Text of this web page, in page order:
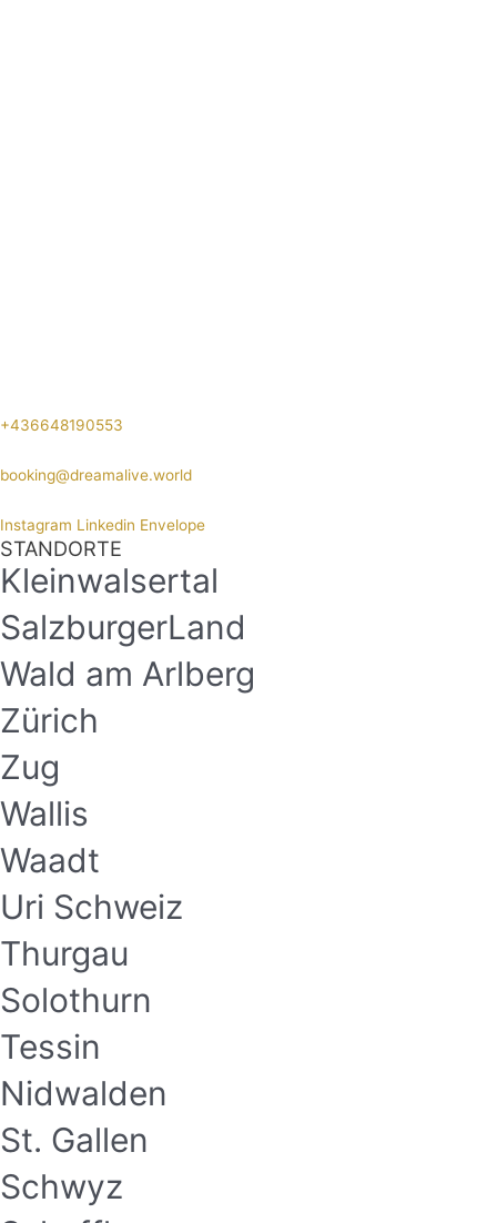
+436648190553
booking@dreamalive.world
Instagram Linkedin Envelope
STANDORTE
Kleinwalsertal
SalzburgerLand
Wald am Arlberg
Zürich
Zug
Wallis
Waadt
Uri Schweiz
Thurgau
Solothurn
Tessin
Nidwalden
St. Gallen
Schwyz